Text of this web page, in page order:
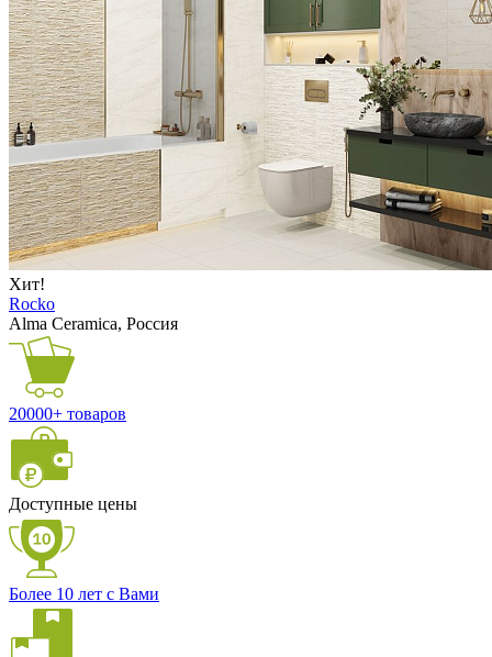
Хит!
Rocko
Alma Ceramica, Россия
20000+ товаров
Доступные цены
Более 10 лет с Вами